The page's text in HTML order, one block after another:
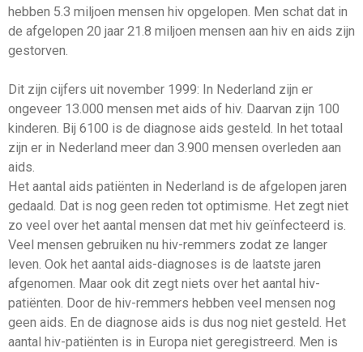
hebben 5.3 miljoen mensen hiv opgelopen. Men schat dat in
de afgelopen 20 jaar 21.8 miljoen mensen aan hiv en aids zijn
gestorven.
Dit zijn cijfers uit november 1999: In Nederland zijn er
ongeveer 13.000 mensen met aids of hiv. Daarvan zijn 100
kinderen. Bij 6100 is de diagnose aids gesteld. In het totaal
zijn er in Nederland meer dan 3.900 mensen overleden aan
aids.
Het aantal aids patiënten in Nederland is de afgelopen jaren
gedaald. Dat is nog geen reden tot optimisme. Het zegt niet
zo veel over het aantal mensen dat met hiv geïnfecteerd is.
Veel mensen gebruiken nu hiv-remmers zodat ze langer
leven. Ook het aantal aids-diagnoses is de laatste jaren
afgenomen. Maar ook dit zegt niets over het aantal hiv-
patiënten. Door de hiv-remmers hebben veel mensen nog
geen aids. En de diagnose aids is dus nog niet gesteld. Het
aantal hiv-patiënten is in Europa niet geregistreerd. Men is